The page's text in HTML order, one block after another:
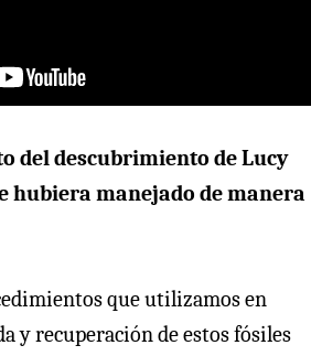
del descubrimiento de Lucy
hubiera manejado de manera
que utilizamos en
y recuperación de estos fósiles